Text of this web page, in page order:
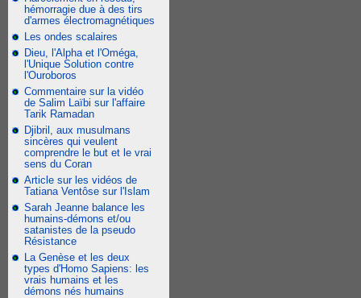
hémorragie due à des tirs
d'armes électromagnétiques
Les ondes scalaires
Dieu, l'Alpha et l'Oméga,
l'Unique Solution contre
l'Ouroboros
Commentaire sur la vidéo
de Salim Laïbi sur l'affaire
Tarik Ramadan
Djibril, aux musulmans
sincères qui veulent
comprendre le but et le vrai
sens du Coran
Article sur les vidéos de
Tatiana Ventôse sur l'Islam
Sarah Jeanne balance les
humains-démons et/ou
satanistes de la pseudo
Résistance
La Genèse et les deux
types d'Homo Sapiens: les
vrais humains et les
démons nés humains